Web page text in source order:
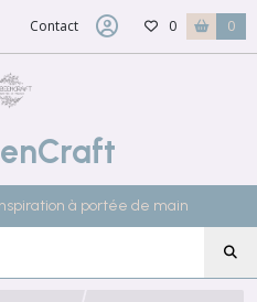
Contact 0 0
à portée de main